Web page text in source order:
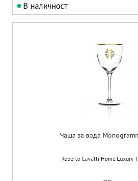
В наличност
Чаша за вода
Roberto Cavalli Home Luxury